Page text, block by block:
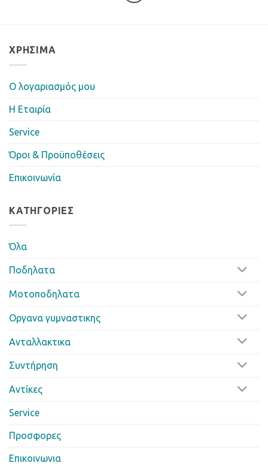
ΧΡΉΣΙΜΑ
Ο λογαριασμός μου
Η Eταιρία
Service
Όροι & Προϋποθέσεις
Επικοινωνία
ΚΑΤΗΓΟΡΊΕΣ
Όλα
Ποδηλατα
Μοτοποδηλατα
Οργανα γυμναστικης
Ανταλλακτικα
Συντήρηση
Αντίκες
Service
Προσφορες
Επικοινωνια